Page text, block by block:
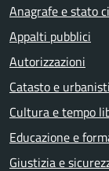
Anagrafe e stato
Appalti pubblici
Autorizzazioni
Catasto e
Cultura e tempo
Educazione e
Giustizia e